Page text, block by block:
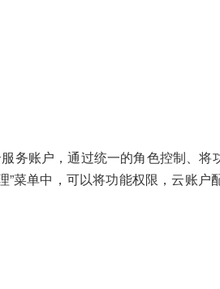
务账户，通过统一的角色控制、将
”菜单中，可以将功能权限，云账户